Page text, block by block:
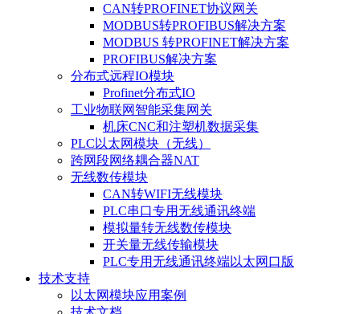
CAN转PROFINET协议网关
MODBUS转PROFIBUS解决方案
MODBUS 转PROFINET解决方案
PROFIBUS解决方案
分布式远程IO模块
Profinet分布式IO
工业物联网智能采集网关
机床CNC和注塑机数据采集
PLC以太网模块（无线）
跨网段网络耦合器NAT
无线数传模块
CAN转WIFI无线模块
PLC串口专用无线通讯终端
模拟量转无线数传模块
开关量无线传输模块
PLC专用无线通讯终端以太网口版
技术支持
以太网模块应用案例